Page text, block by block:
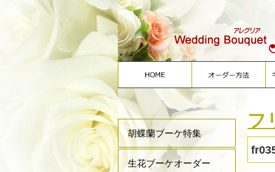
胡蝶蘭ブーケ特集
生花ブーケオーダー
フ